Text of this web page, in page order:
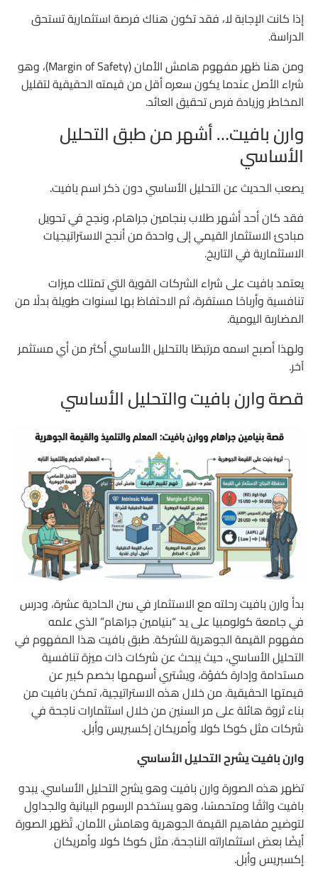
إذا كانت الإجابة لا، فقد تكون هناك فرصة استثمارية تستحق
الدراسة.
ومن هنا ظهر مفهوم هامش الأمان (Margin of Safety)، وهو
شراء الأصل عندما يكون سعره أقل من قيمته الحقيقية لتقليل
المخاطر وزيادة فرص تحقيق العائد.
وارن بافيت… أشهر من طبق التحليل
الأساسي
يصعب الحديث عن التحليل الأساسي دون ذكر اسمبافيت.
فقد كان أحد أشهر طلاب بنجامين جراهام، ونجح في تحويل
مبادئ الاستثمار القيمي إلى واحدة من أنجح الاستراتيجيات
الاستثمارية في التاريخ.
يعتمد بافيت على شراء الشركات القوية التي تمتلك ميزات
تنافسية وأرباحًا مستقرة، ثم الاحتفاظ بها لسنوات طويلة بدلًا من
المضاربة اليومية.
ولهذا أصبح اسمه مرتبطًا بالتحليل الأساسي أكثر من أي مستثمر
آخر.
قصة وارن بافيت والتحليل الأساسي
بدأ وارن بافيت رحلته مع الاستثمار في سن الحادية عشرة، ودرس
في جامعة كولومبيا على يد “بنيامين جراهام” الذي علمه
مفهوم القيمة الجوهرية للشركة. طبق بافيت هذا المفهوم في
التحليل الأساسي، حيث يبحث عن شركات ذات ميزة تنافسية
مستدامة وإدارة كفؤة، ويشتري أسهمها بخصم كبير عن
قيمتها الحقيقية. من خلال هذه الاستراتيجية، تمكن بافيت من
بناء ثروة هائلة على مر السنين من خلال استثمارات ناجحة في
شركات مثل كوكا كولا وأمريكان إكسبريس وأبل.
وارن بافيت يشرح التحليل الأساسي
تظهر هذه الصورة وارن بافيت وهو يشرح التحليل الأساسي.يبدو
بافيت واثقًا ومتحمسًا، وهو يستخدم الرسوم البيانية والجداول
لتوضيح مفاهيم القيمة الجوهرية وهامش الأمان.تُظهر الصورة
أيضًا بعض استثماراته الناجحة، مثل كوكا كولا وأمريكان
إكسبريس وأبل.